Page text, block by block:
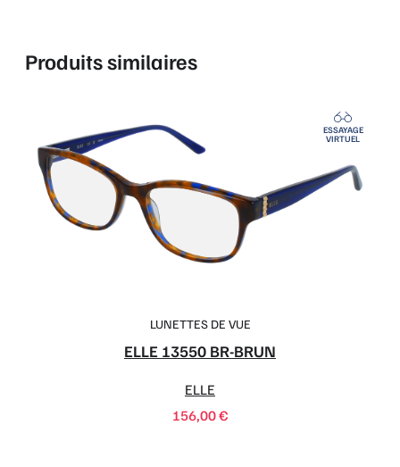
Produits similaires
LUNETTES DE VUE
ELLE 13550 BR-BRUN
ELLE
156,00€
ESSAYAGE
VIRTUEL